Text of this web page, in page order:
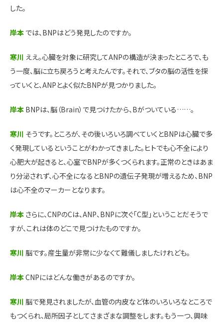
した。
岸本 では、BNPはどう発見したのですか。
寒川 ええ。心臓を対象に研究してANPの構造が決まったところで、も
う一度、脳に立ち戻ろうと考えたんです。それで、ブタの脳の活性を探
っていくと、ANPとよく似たBNPが見つかりました。
岸本 BNPは、脳（Brain）で見つけたから、Bがついている……。
寒川 そうです。ところが、その後いろいろ調べていくとBNPは心臓で多
く発現しているということがわかってきました。ヒトでも心不全により
心肥大が起きると、心室でBNPが多くつくられます。正常のときはあま
り分泌されず、心不全になるとBNPの遺伝子発現が増えるため、BNP
は心不全のマーカーとなります。
岸本 さらに、CNPのCは、ANP、BNPに次ぐ「C型」ということだそうで
すが、これは体のどこで見つけたものですか。
寒川 脳です。産生量が非常に少なくて難儀しましたけれども。
岸本CNPにはどんな働きがあるのですか。
寒川 脳で発見されましたが、血管の内皮など体のいろいろなところで
もつくられ、局所因子としてさまざまな調整をします。もう一つ、興味